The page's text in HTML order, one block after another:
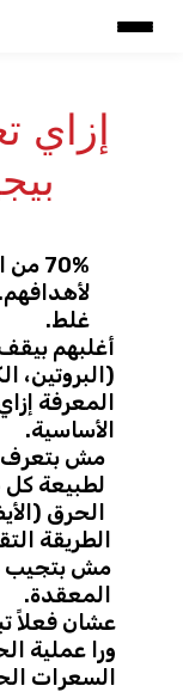
إزاي
70%
غلط.
أغلبهم
المعرفة
الأساسية.
مش بتعرف
الحرق
الطريقة
مش بتجيب
المعقدة.
عشان فعلاً
ورا عملية
السعرات